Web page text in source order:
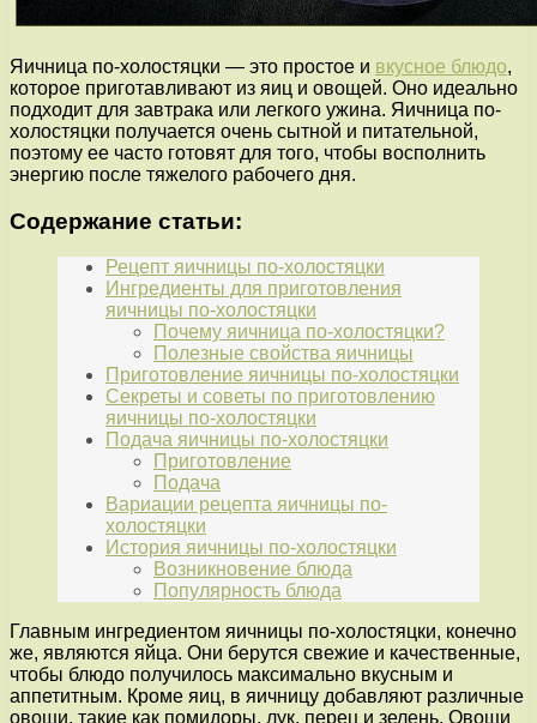
Яичница по-холостяцки — это простое и вкусное блюдо,
которое приготавливают из яиц и овощей. Оно идеально
подходит для завтрака или легкого ужина. Яичница по-
холостяцки получается очень сытной и питательной,
поэтому ее часто готовят для того, чтобы восполнить
энергию после тяжелого рабочего дня.
Содержание статьи:
Рецепт яичницы по-холостяцки
Ингредиенты для приготовления
яичницы по-холостяцки
Почему яичница по-холостяцки?
Полезные свойства яичницы
Приготовление яичницы по-холостяцки
Секреты и советы по приготовлению
яичницы по-холостяцки
Подача яичницы по-холостяцки
Приготовление
Подача
Вариации рецепта яичницы по-
холостяцки
История яичницы по-холостяцки
Возникновение блюда
Популярность блюда
Главным ингредиентом яичницы по-холостяцки, конечно
же, являются яйца. Они берутся свежие и качественные,
чтобы блюдо получилось максимально вкусным и
аппетитным. Кроме яиц, в яичницу добавляют различные
овощи, такие как помидоры, лук, перец и зелень. Овощи